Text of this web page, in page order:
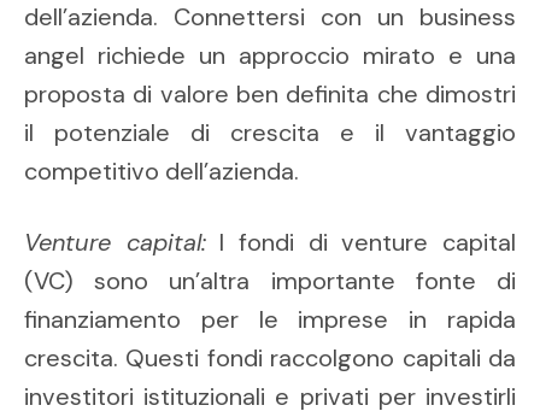
dell’azienda. Connettersi con un business
angel richiede un approccio mirato e una
proposta di valore ben definita che dimostri
il potenziale di crescita e il vantaggio
competitivo dell’azienda.
Venture capital:I fondi di venture capital
(VC) sono un’altra importante fonte di
finanziamento per le imprese in rapida
crescita. Questi fondi raccolgono capitali da
investitori istituzionali e privati per investirli